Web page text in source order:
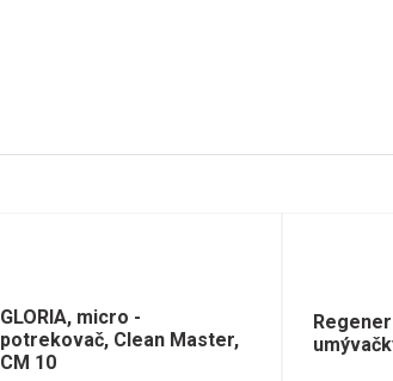
GLORIA, micro -
potrekovač, Clean Master,
CM 10